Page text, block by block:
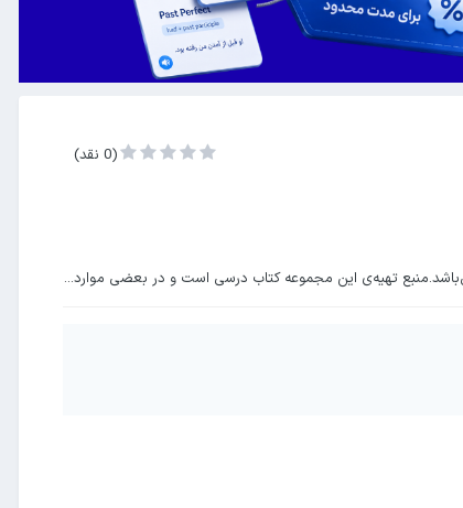
(0 نقد)
تهیه‌ی این مجموعه کتاب درسی است و در بعضی موارد...